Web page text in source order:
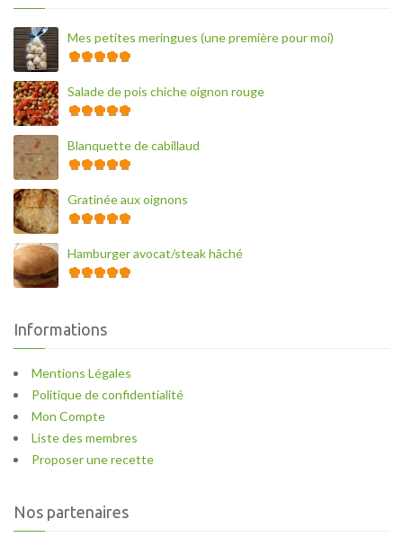
Mes petites meringues (une première pour moi)
Salade de pois chiche oignon rouge
Blanquette de cabillaud
Gratinée aux oignons
Hamburger avocat/steak hâché
Informations
Mentions Légales
Politique de confidentialité
Mon Compte
Liste des membres
Proposer une recette
Nos partenaires